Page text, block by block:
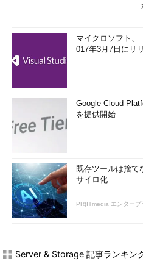
マイクロソフト、
017年3月7日にリ
Google Cloud
を提供開始
既存ツールは捨
サイロ化
PR(ITmedia エンタープ
Server & Storage 記事ランキン